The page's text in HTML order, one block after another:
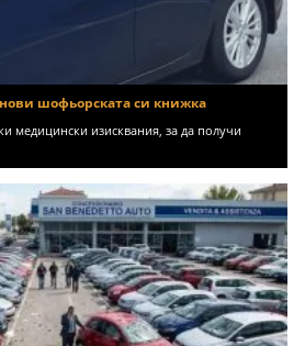
шофьорската си книжка
медицински изисквания, за да получи